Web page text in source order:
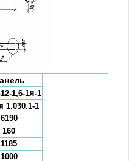
1,6-1Я-1
1.030.1-1
6190
160
1185
1000